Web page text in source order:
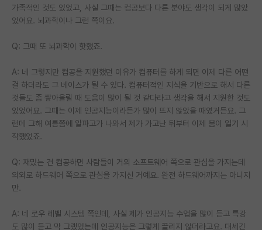
가족적인 것도 있었고, 사실 그때는 컴공보다 다른 분야도 생각이 되게 많았
었어요. 뇌과학이나 그런 쪽이요.
Q: 그때 또 뇌과학이 핫했죠.
A: 네 그렇지만 컴공을 지원했던 이유가 컴퓨터를 하게 되면 이제 다른 어떤
걸 하더라도 그 베이스가 될 수 있다. 컴퓨터적인 지식을 기반으로 해서 다른
것들도 좀 쌓아올릴 때 도움이 많이 될 것 같다라고 생각을 해서 지원한 것도
있었어요. 그때는 이제 인공지능이라든가 많이 뜨지 않았을 때였거든요. 그
런데 그해 여름쯤에 알파고가 나와서 제가 가고난 뒤부터 이제 붐이 일기 시
작했었죠.
Q: 재밌는 건 컴공하면 사람들이 거의 소프트웨어 쪽으로 관심을 가지는데
의외로 하드웨어 쪽으로 관심을 가지신 거예요. 완전 하드웨어까지는 아니지
만.
A: 네 로우 레벨 시스템 쪽인데, 사실 제가 인공지능 수업을 많이 듣고 특강
도 많이 듣고 막 그랬었는데 인공지능은 그렇게 끌리지 않더라고요. 대세긴